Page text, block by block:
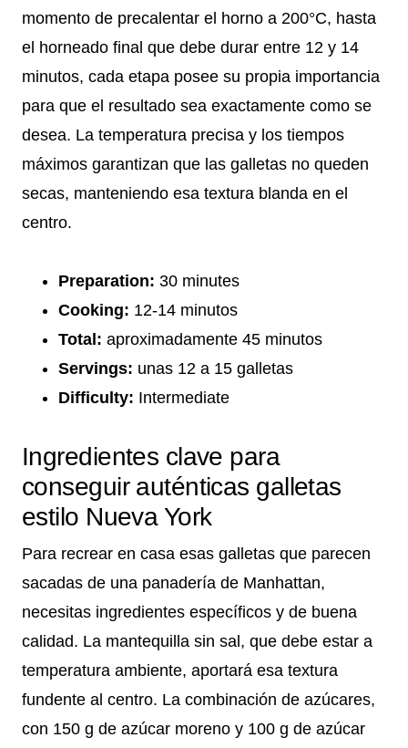
momento de precalentar el horno a 200°C, hasta
el horneado final que debe durar entre 12 y 14
minutos, cada etapa posee su propia importancia
para que el resultado sea exactamente como se
desea. La temperatura precisa y los tiempos
máximos garantizan que las galletas no queden
secas, manteniendo esa textura blanda en el
centro.
Preparation: 30 minutes
Cooking: 12-14 minutos
Total: aproximadamente 45 minutos
Servings: unas 12 a 15 galletas
Difficulty: Intermediate
Ingredientes clave para
conseguir auténticas galletas
estilo Nueva York
Para recrear en casa esas galletas que parecen
sacadas de una panadería de Manhattan,
necesitas ingredientes específicos y de buena
calidad. La mantequilla sin sal, que debe estar a
temperatura ambiente, aportará esa textura
fundente al centro. La combinación de azúcares,
con 150 g de azúcar moreno y 100 g de azúcar